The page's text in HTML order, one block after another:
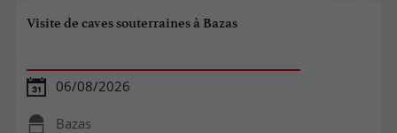
Visite de caves souterraines à Bazas
06/08/2026
Bazas